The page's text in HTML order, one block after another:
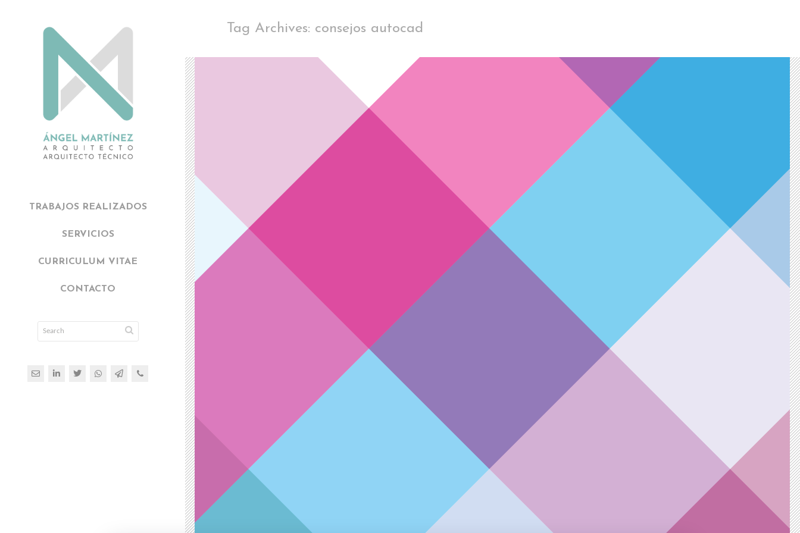
TRABAJOS REALIZADOS
SERVICIOS
CURRICULUM VITAE
CONTACTO
Tag Archives: consejos autocad